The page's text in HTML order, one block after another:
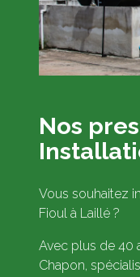
Nos
Vous souhaitez
Fioul à Laillé ?
Avec plus de 40
Chapon,